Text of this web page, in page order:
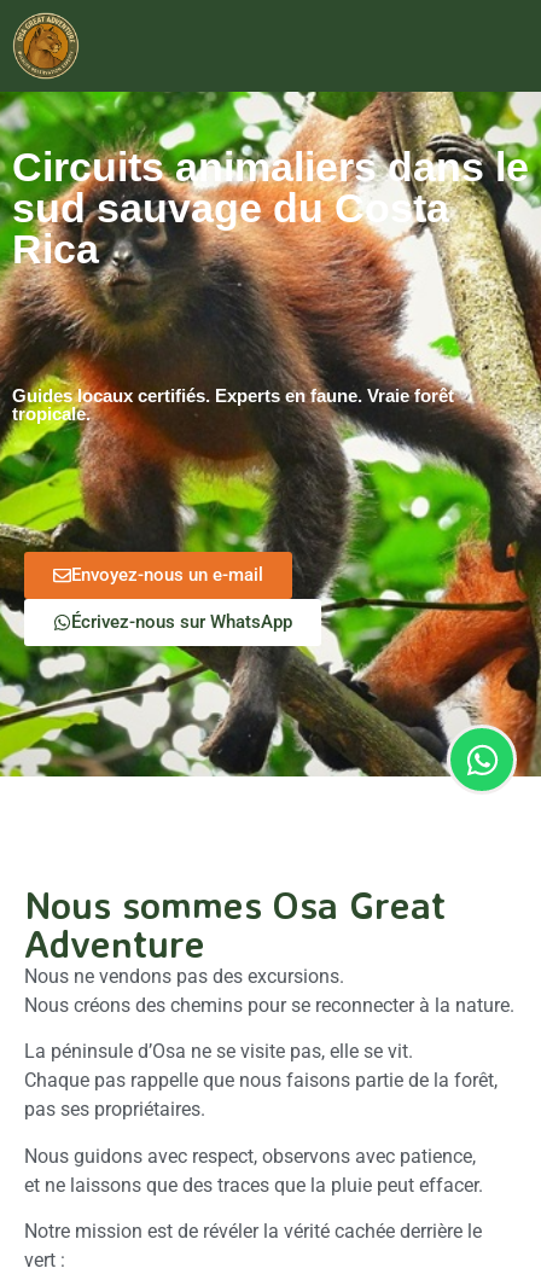
Circuits animaliers dans le
sud sauvage du Costa
Rica
Guides locaux certifiés. Experts en faune. Vraie forêt
tropicale.
Envoyez-nous un e-mail
Écrivez-nous sur WhatsApp
Nous sommes Osa Great
Adventure
Nous ne vendons pas des excursions.
Nous créons des chemins pour se reconnecter à la nature.
La péninsule d’Osa ne se visite pas, elle se vit.
Chaque pas rappelle que nous faisons partie de la forêt,
pas ses propriétaires.
Nous guidons avec respect, observons avec patience,
et ne laissons que des traces que la pluie peut effacer.
Notre mission est de révéler la vérité cachée derrière le
vert :